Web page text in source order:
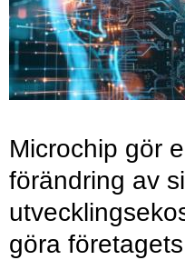
Microchip gör
förändring av
göra